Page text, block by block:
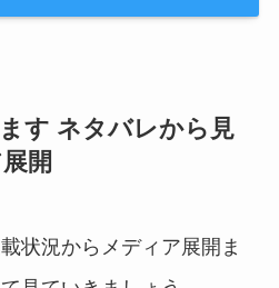
す ネタバレから見
開
状況からメディア展開ま